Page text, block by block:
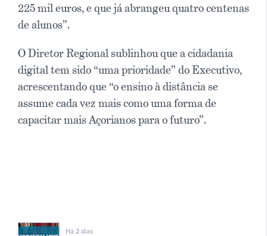
225 mil euros, e que já abrangeu quatro centenas
de alunos”.
O Diretor Regional sublinhou que a cidadania
digital tem sido “uma prioridade” do Executivo,
acrescentando que “o ensino à distância se
assume cada vez mais como uma forma de
capacitar mais Açorianos para o futuro”.
Há 2 dias